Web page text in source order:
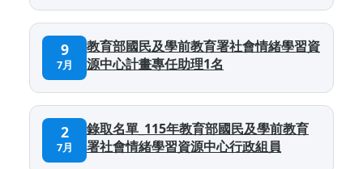
9
7月
教育部國民及學前教育署社會情緒學習資
源中心計畫專任助理1名
2
7月
錄取名單_115年教育部國民及學前教育
署社會情緒學習資源中心行政組員